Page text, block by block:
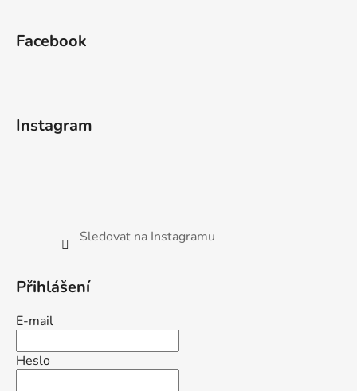
Facebook
Instagram
Sledovat na Instagramu
Přihlášení
E-mail
Heslo